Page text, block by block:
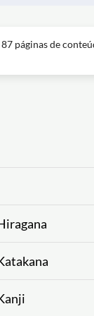
páginas de